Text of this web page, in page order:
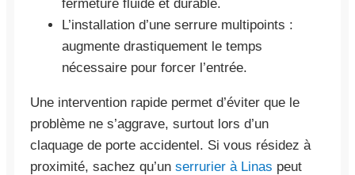
fermeture fluide et durable.
L’installation d’une serrure multipoints :
augmente drastiquement le temps
nécessaire pour forcer l’entrée.
Une intervention rapide permet d’éviter que le
problème ne s’aggrave, surtout lors d’un
claquage de porte accidentel. Si vous résidez à
proximité, sachez qu’un serrurier à Linas peut